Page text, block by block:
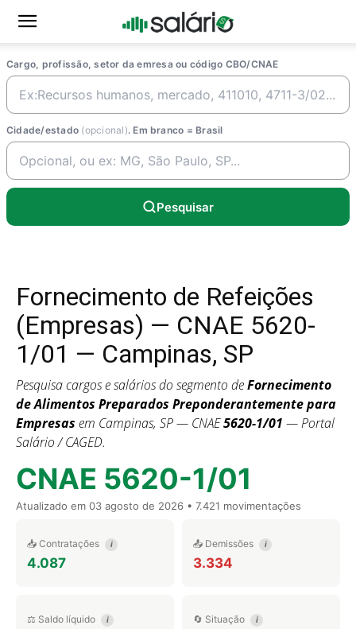
Cargo, profissão, setor da emresa ou código CBO/CNAE
Cidade/estado (opcional). Em branco = Brasil
Pesquisar
Fornecimento de Refeições
(Empresas) — CNAE 5620-
1/01 — Campinas, SP
Pesquisa cargos e salários do segmento deFornecimento
de Alimentos Preparados Preponderantemente para
Empresas em Campinas, SP — CNAE5620-1/01 — Portal
Salário / CAGED.
CNAE 5620-1/01
Atualizado em 03 agosto de 2026 • 7.421 movimentações
📥 Contratações i
4.087
📤 Demissões i
3.334
⚖️ Saldo líquido i 🔄 Situação i